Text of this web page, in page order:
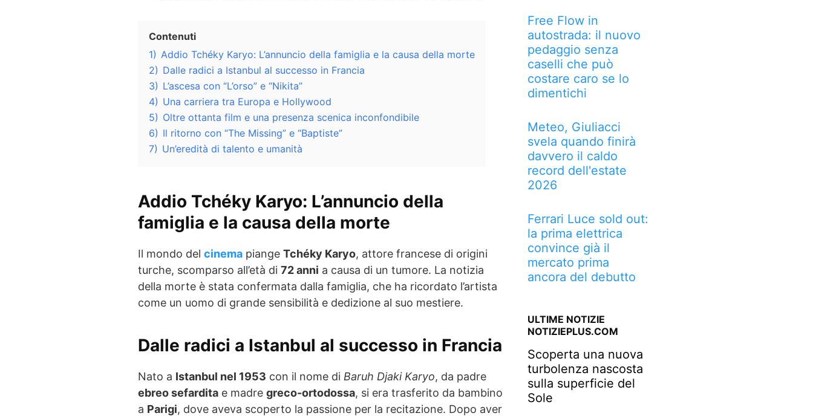
Contenuti
1) Addio Tchéky Karyo: L’annuncio della famiglia e la causa della morte
2) Dalle radici a Istanbul al successo in Francia
3) L’ascesa con “L’orso” e “Nikita”
4) Una carriera tra Europa e Hollywood
5) Oltre ottanta film e una presenza scenica inconfondibile
6) Il ritorno con “The Missing” e “Baptiste”
7) Un’eredità di talento e umanità
Addio Tchéky Karyo: L’annuncio della
famiglia e la causa della morte
Il mondo del cinema piange Tchéky Karyo, attore francese di origini
turche, scomparso all’età di 72 anni a causa di un tumore. La notizia
della morte è stata confermata dalla famiglia, che ha ricordato l’artista
come un uomo di grande sensibilità e dedizione al suo mestiere.
Dalle radici a Istanbul al successo in Francia
Nato a Istanbul nel 1953 con il nome di Baruh Djaki Karyo, da padre
ebreo sefardita e madre greco-ortodossa, si era trasferito da bambino
a Parigi, dove aveva scoperto la passione per la recitazione. Dopo aver
Free Flow in
autostrada: il nuovo
pedaggio senza
caselli che può
costare caro se lo
dimentichi
Meteo, Giuliacci
svela quando finirà
davvero il caldo
record dell'estate
2026
Ferrari Luce sold out:
la prima elettrica
convince già il
mercato prima
ancora del debutto
ULTIME NOTIZIE
NOTIZIEPLUS.COM
Scoperta una nuova
turbolenza nascosta
sulla superficie del
Sole